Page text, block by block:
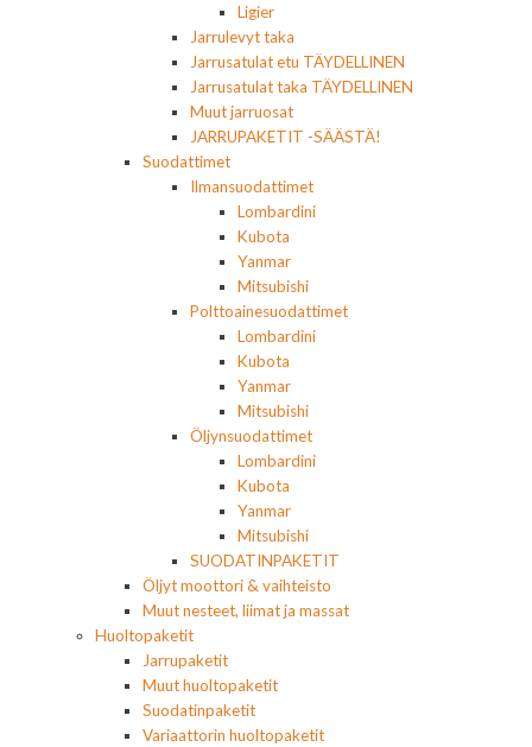
Ligier
Jarrulevyt taka
Jarrusatulat etu TÄYDELLINEN
Jarrusatulat taka TÄYDELLINEN
Muut jarruosat
JARRUPAKETIT -SÄÄSTÄ!
Suodattimet
Ilmansuodattimet
Lombardini
Kubota
Yanmar
Mitsubishi
Polttoainesuodattimet
Lombardini
Kubota
Yanmar
Mitsubishi
Öljynsuodattimet
Lombardini
Kubota
Yanmar
Mitsubishi
SUODATINPAKETIT
Öljyt moottori & vaihteisto
Muut nesteet, liimat ja massat
Huoltopaketit
Jarrupaketit
Muut huoltopaketit
Suodatinpaketit
Variaattorin huoltopaketit